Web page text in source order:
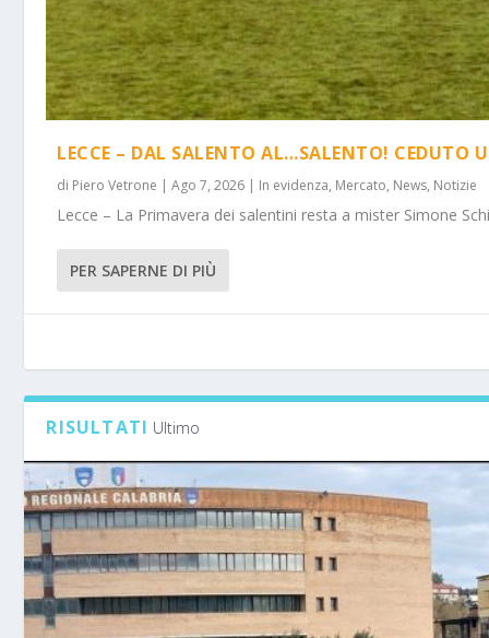
LECCE – DAL SALENTO AL…SALENTO! CEDUTO
di Piero Vetrone |Ago 7, 2026 | In evidenza, Mercato, News, Notizie
Lecce – La Primavera dei salentini resta a mister Simone
PER SAPERNE DI PIÙ
RISULTATI Ultimo